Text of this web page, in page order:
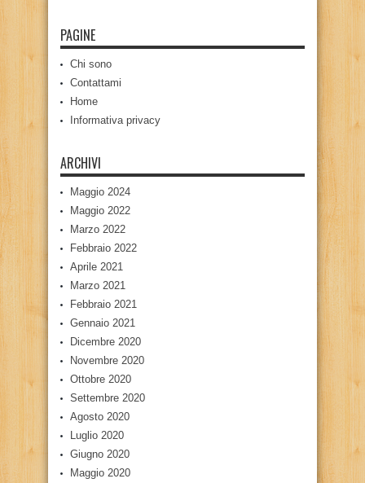
PAGINE
Chi sono
Contattami
Home
Informativa privacy
ARCHIVI
Maggio 2024
Maggio 2022
Marzo 2022
Febbraio 2022
Aprile 2021
Marzo 2021
Febbraio 2021
Gennaio 2021
Dicembre 2020
Novembre 2020
Ottobre 2020
Settembre 2020
Agosto 2020
Luglio 2020
Giugno 2020
Maggio 2020